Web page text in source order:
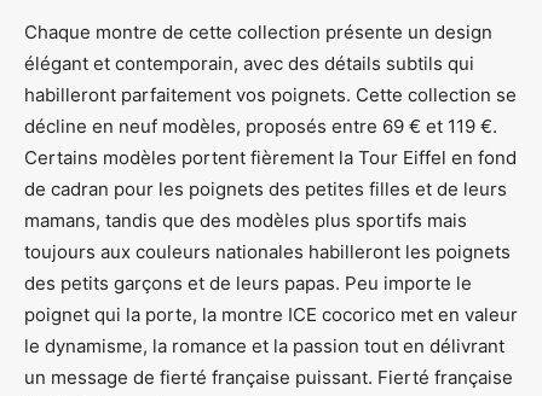
Chaque montre de cette collection présente un design
élégant et contemporain, avec des détails subtils qui
habilleront parfaitement vos poignets. Cette collection se
décline en neuf modèles, proposés entre 69 € et 119 €.
Certains modèles portent fièrement la Tour Eiffel en fond
de cadran pour les poignets des petites filles et de leurs
mamans, tandis que des modèles plus sportifs mais
toujours aux couleurs nationales habilleront les poignets
des petits garçons et de leurs papas. Peu importe le
poignet qui la porte, la montre ICE cocorico met en valeur
le dynamisme, la romance et la passion tout en délivrant
un message de fierté française puissant. Fierté française